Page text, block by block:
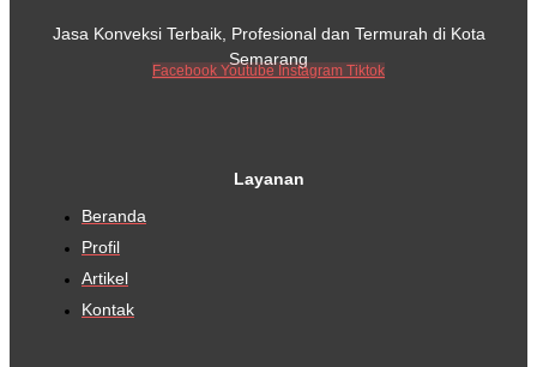
Jasa Konveksi Terbaik, Profesional dan Termurah di Kota
Semarang
Facebook Youtube Instagram Tiktok
Layanan
Beranda
Profil
Artikel
Kontak